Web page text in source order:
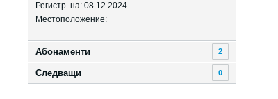
Регистр. на: 08.12.2024
Местоположение:
Абонаменти 2
Следващи 0